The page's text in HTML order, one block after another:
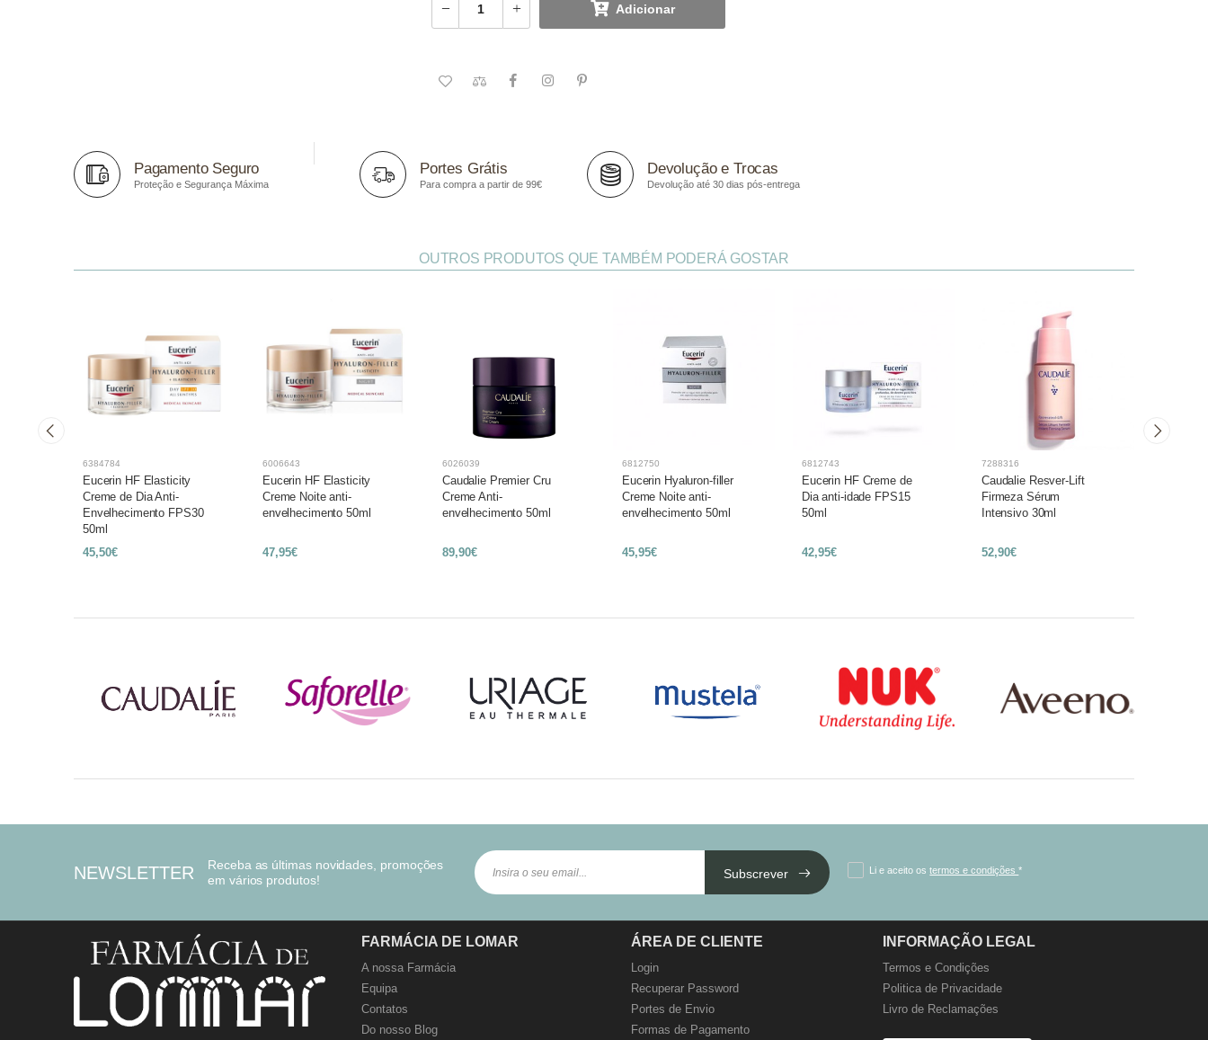
Adicionar
Pagamento Seguro
Proteção e Segurança Máxima
Portes Grátis
Para compra a partir de 99€
Devolução e Trocas
Devolução até 30 dias pós-entrega
OUTROS PRODUTOS QUE TAMBÉM PODERÁ GOSTAR
6384784
Eucerin HF Elasticity
Creme de Dia Anti-
Envelhecimento FPS30
50ml
45,50€
6006643
Eucerin HF Elasticity
Creme Noite anti-
envelhecimento 50ml
47,95€
6026039
Caudalie Premier Cru
Creme Anti-
envelhecimento 50ml
89,90€
6812750
Eucerin Hyaluron-filler
Creme Noite anti-
envelhecimento 50ml
45,95€
6812743
Eucerin HF Creme de
Dia anti-idade FPS15
50ml
42,95€
7288316
Caudalie Resver-Lift
Firmeza Sérum
Intensivo 30ml
52,90€
NEWSLETTER
Receba as últimas novidades, promoções
em vários produtos!
Subscrever Li e aceito ostermos e condições*
FARMÁCIA DE LOMAR
A nossa Farmácia
Equipa
Contatos
Do nosso Blog
ÁREA DE CLIENTE
Login
Recuperar Password
Portes de Envio
Formas de Pagamento
INFORMAÇÃO LEGAL
Termos e Condições
Politica de Privacidade
Livro de Reclamações